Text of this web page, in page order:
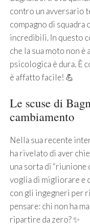
contro un avversario
compagno di squadra
incredibili. In questo
che la sua moto non è
psicologica è dura. È
è affatto facile! 💪
Le scuse di
cambiamento
Nella sua recente
ha rivelato di aver
una sorta di “riunione
voglia di migliorare e
con gli ingegneri per
pensare: chi non ha
ripartire da zero? ✨